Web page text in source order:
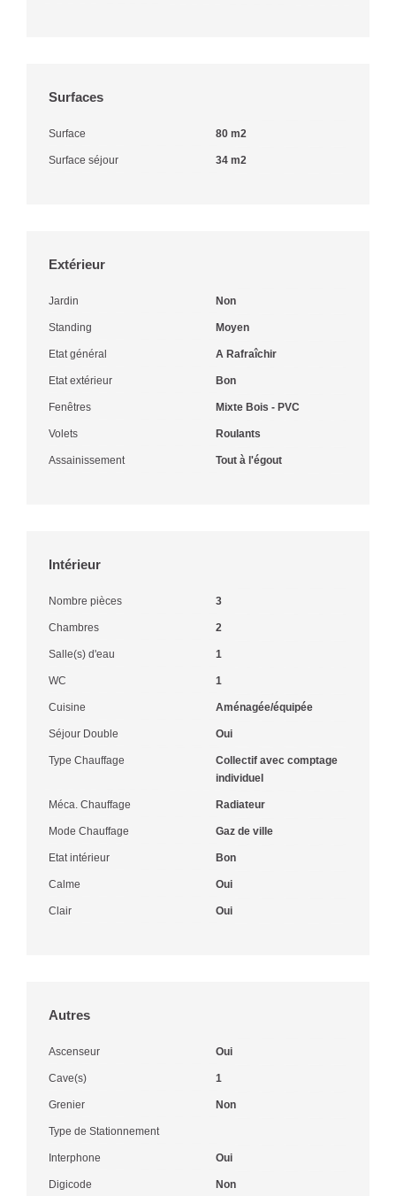
Surfaces
Surface 80 m2
Surface séjour 34 m2
Extérieur
Jardin Non
Standing Moyen
Etat général A Rafraîchir
Etat extérieur Bon
Fenêtres Mixte Bois - PVC
Volets Roulants
Assainissement Tout à l'égout
Intérieur
Nombre pièces 3
Chambres 2
Salle(s) d'eau 1
WC 1
Cuisine Aménagée/équipée
Séjour Double Oui
Type Chauffage
Collectif avec comptage
individuel
Méca. Chauffage Radiateur
Mode Chauffage Gaz de ville
Etat intérieur Bon
Calme Oui
Clair Oui
Autres
Ascenseur Oui
Cave(s) 1
Grenier Non
Type de Stationnement
Interphone Oui
Digicode Non